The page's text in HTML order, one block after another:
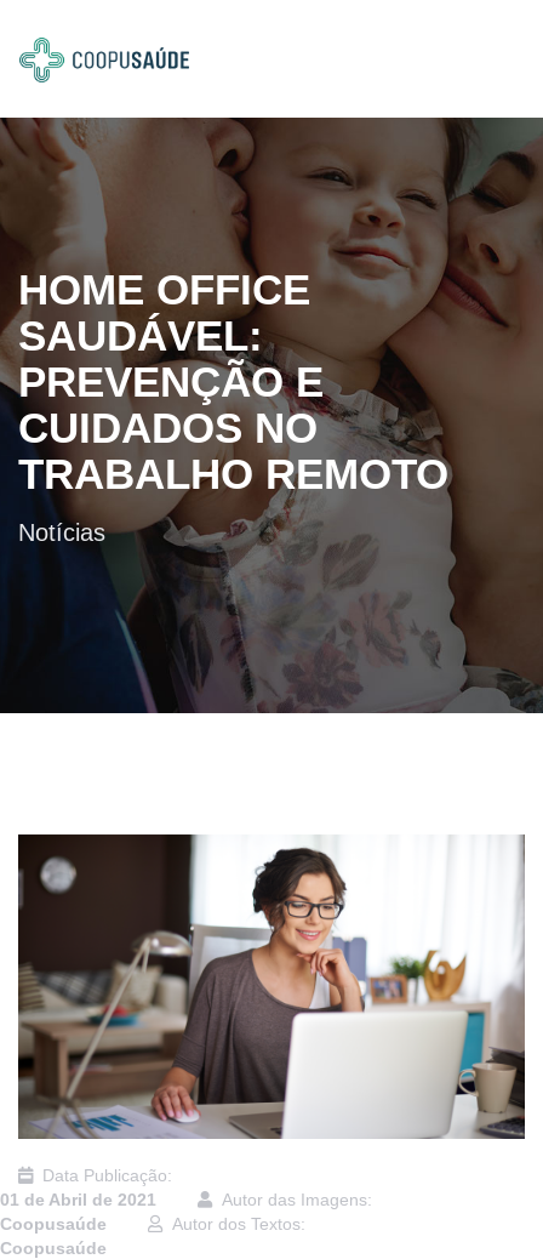
HOME OFFICE
SAUDÁVEL:
PREVENÇÃO E
CUIDADOS NO
TRABALHO REMOTO
Notícias
Data Publicação:
01 de Abril de 2021
Autor das Imagens:
Coopusaúde
Autor dos Textos:
Coopusaúde